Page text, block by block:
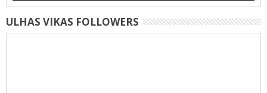
ULHAS VIKAS FOLLOWERS